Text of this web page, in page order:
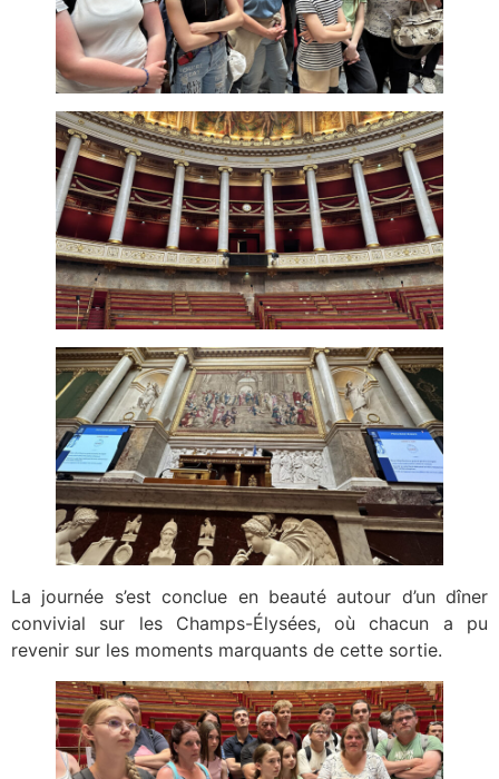
La journée s’est conclue en beauté autour d’un dîner
convivial sur les Champs-Élysées, où chacun a pu
revenir sur les moments marquants de cette sortie.